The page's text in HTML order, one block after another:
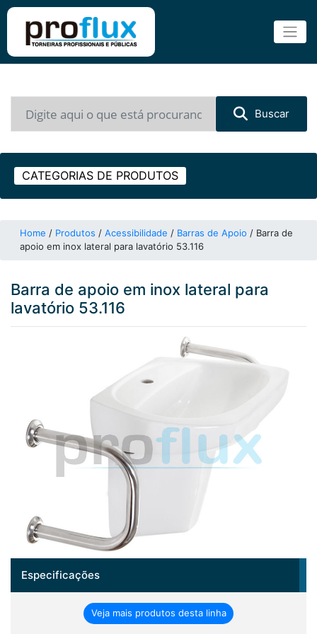
Buscar
CATEGORIAS DE PRODUTOS
Home / Produtos / Acessibilidade / Barras de Apoio / Barra de
apoio em inox lateral para lavatório 53.116
Barra de apoio em inox lateral para
lavatório 53.116
Especificações
Veja mais produtos desta linha